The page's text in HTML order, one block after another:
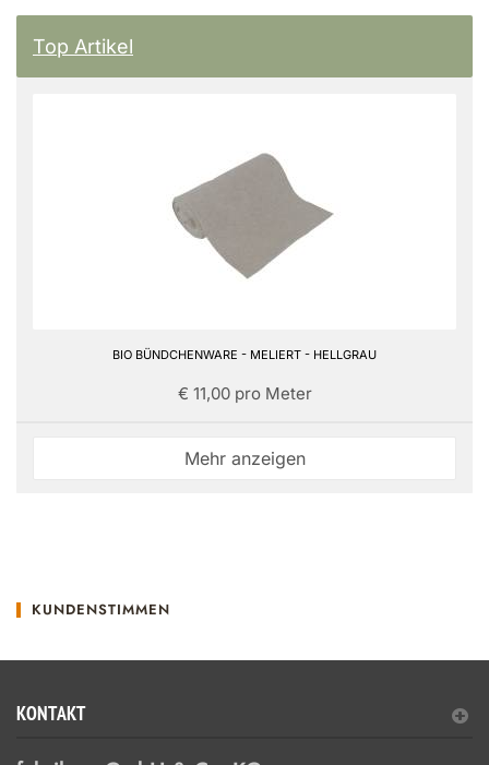
Top Artikel
BIO BÜNDCHENWARE - MELIERT - HELLGRAU
€ 11,00 pro Meter
Mehr anzeigen
KUNDENSTIMMEN
KONTAKT